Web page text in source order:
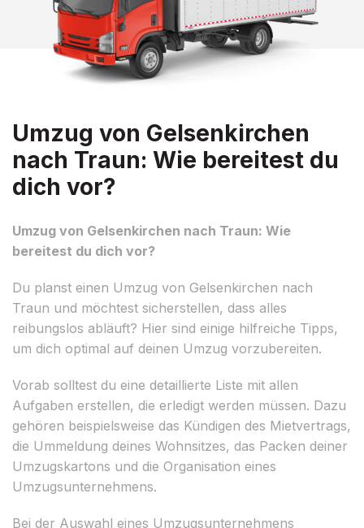
Umzug von Gelsenkirchen
nach Traun: Wie bereitest du
dich vor?
Umzug von Gelsenkirchen nach Traun: Wie
bereitest du dich vor?
Du planst einen Umzug von Gelsenkirchen nach
Traun und möchtest sicherstellen, dass alles
reibungslos abläuft? Hier sind einige hilfreiche Tipps,
um dich optimal auf deinen Umzug vorzubereiten.
Vorab solltest du eine detaillierte Liste mit allen
Aufgaben erstellen, die erledigt werden müssen. Dazu
gehören beispielsweise das Kündigen des Mietvertrags,
die Ummeldung deines Wohnsitzes, das Packen deiner
Umzugskartons und die Organisation eines
Umzugsunternehmens.
Bei der Auswahl eines Umzugsunternehmens